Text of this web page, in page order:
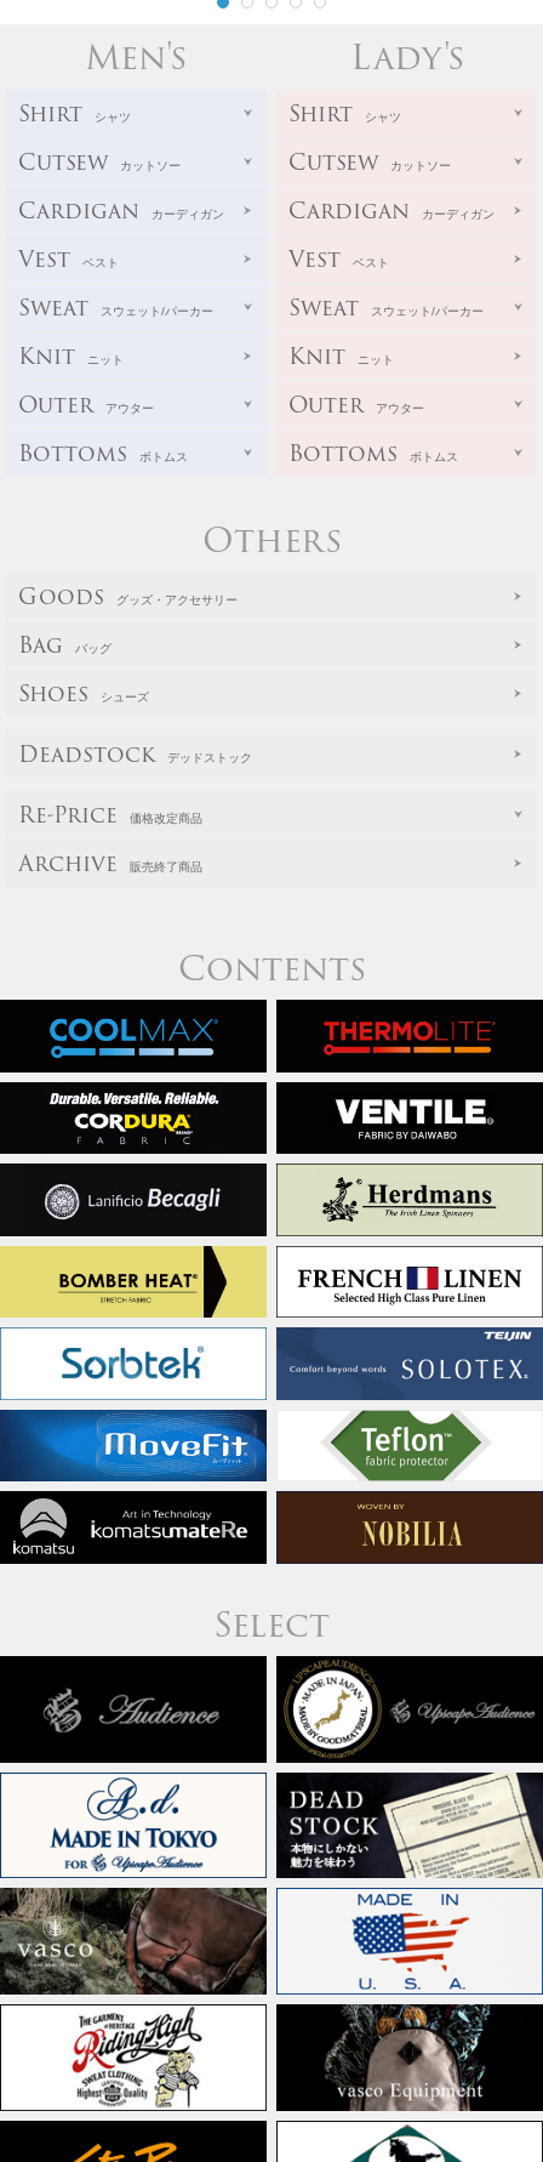
Men's
Shirt シャツ
Cutsew カットソー
Cardigan カーディガン
Vest ベスト
Sweat スウェット/パーカー
Knit ニット
Outer アウター
Bottoms ボトムス
Lady's
Shirt シャツ
Cutsew カットソー
Cardigan カーディガン
Vest ベスト
Sweat スウェット/パーカー
Knit ニット
Outer アウター
Bottoms ボトムス
Others
Goods グッズ・アクセサリー
Bag バッグ
Shoes シューズ
Deadstock デッドストック
Re-Price 価格改定商品
Archive 販売終了商品
Contents
Select